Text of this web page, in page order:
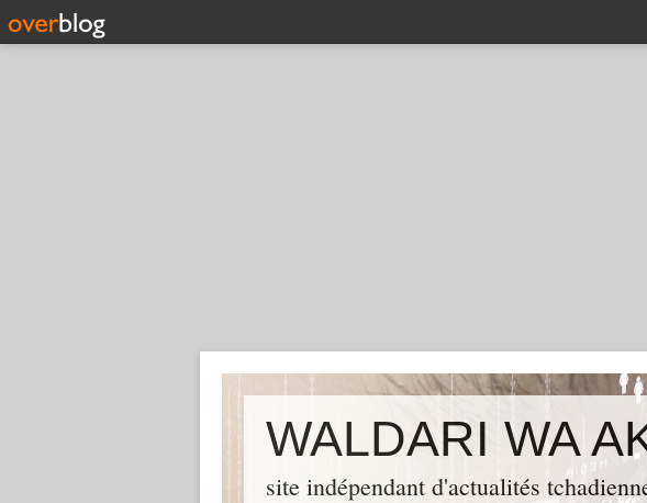
WALDARI WA
site indépendant d'actualités